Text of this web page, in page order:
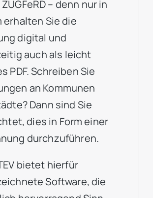
– denn nur in
erhalten Sie die
digital und
auch als leicht
PDF. Schreiben Sie
an Kommunen
Dann sind Sie
dies in Form einer
durchzuführen.
bietet hierfür
Software, die